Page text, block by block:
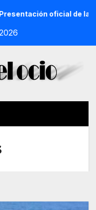
oficial de la